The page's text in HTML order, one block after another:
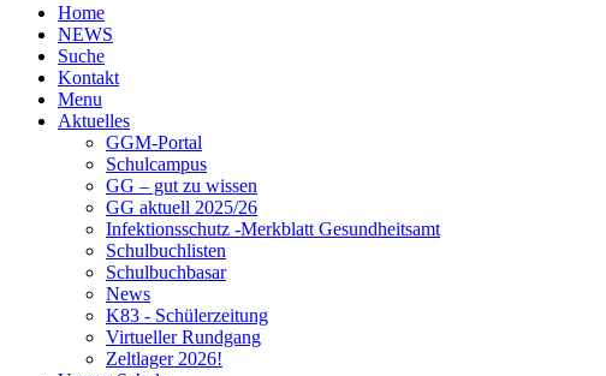
Home
NEWS
Suche
Kontakt
Menu
Aktuelles
GGM-Portal
Schulcampus
GG – gut zu wissen
GG aktuell 2025/26
Infektionsschutz -Merkblatt Gesundheitsamt
Schulbuchlisten
Schulbuchbasar
News
K83 - Schülerzeitung
Virtueller Rundgang
Zeltlager 2026!